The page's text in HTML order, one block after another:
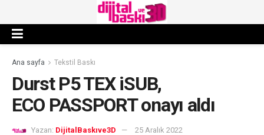
Ana sayfa Tekstil Baskı
Durst P5 TEX iSUB,
ECO PASSPORT onayı aldı
Yazan: DijitalBaskıve3D 25 Aralık 2022